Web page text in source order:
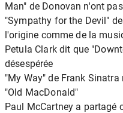
Man" de Donovan n'ont
"Sympathy for the Devil"
l'origine comme de la
Petula Clark dit que
désespérée
"My Way" de Frank
"Old MacDonald"
Paul McCartney a partagé